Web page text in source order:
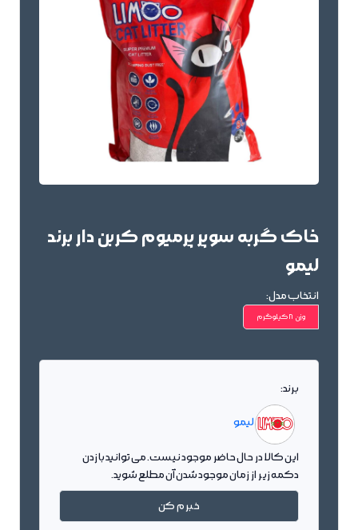
خاک گربه سوپر پرمیوم کربن دار برند
لیمو
انتخاب مدل:
وزن 8کیلوگرم
برند:
لیمو
این کالا در حال حاضر موجود نیست. می توانید با زدن
دکمه زیر از زمان موجود شدن آن مطلع شوید.
خبرم کن